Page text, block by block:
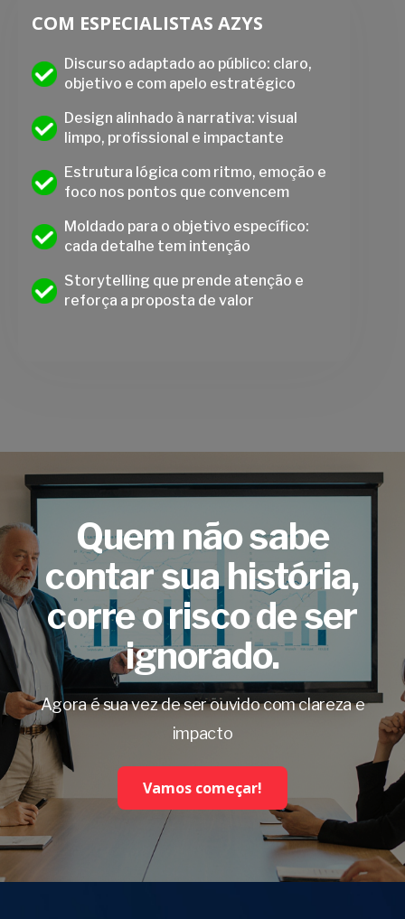
COM ESPECIALISTAS AZYS
Discurso adaptado ao público: claro,
objetivo e com apelo estratégico
Design alinhado à narrativa: visual
limpo, profissional e impactante
Estrutura lógica com ritmo, emoção e
foco nos pontos que convencem
Moldado para o objetivo específico:
cada detalhe tem intenção
Storytelling que prende atenção e
reforça a proposta de valor
Quem não sabe
contar sua história,
corre o risco de ser
ignorado.
Agora é sua vez de ser ouvido com clareza e
impacto
Vamos começar!